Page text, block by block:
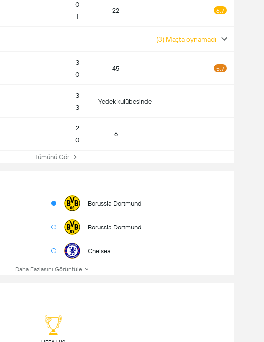
0
1
22 6.7
(3) Maçta oynamadı
3
0
45 5.7
3
3
Yedek kulübesinde
2
0
6
Tümünü Gör
Borussia Dortmund
Borussia Dortmund
Chelsea
Daha Fazlasını Görüntüle